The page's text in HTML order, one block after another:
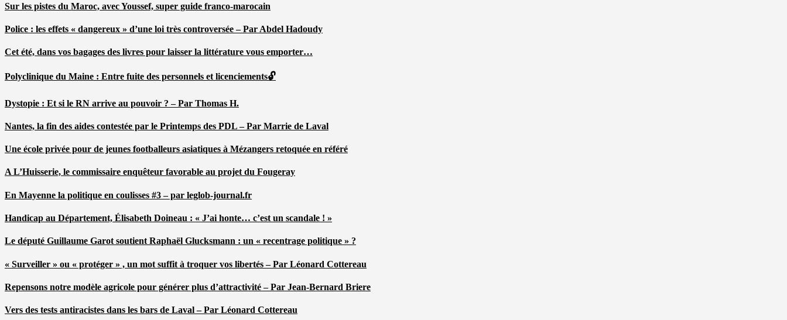
Sur les pistes du Maroc, avec Youssef, super guide franco-marocain
Police : les effets « dangereux » d’une loi très controversée – Par Abdel Hadoudy
Cet été, dans vos bagages des livres pour laisser la littérature vous emporter…
Polyclinique du Maine : Entre fuite des personnels et licenciements🔓
Dystopie : Et si le RN arrive au pouvoir ? – Par Thomas H.
Nantes, la fin des aides contestée par le Printemps des PDL – Par Marrie de Laval
Une école privée pour de jeunes footballeurs asiatiques à Mézangers retoquée en référé
A L’Huisserie, le commissaire enquêteur favorable au projet du Fougeray
En Mayenne la politique en coulisses #3 – par leglob-journal.fr
Handicap au Département, Élisabeth Doineau : « J’ai honte… c’est un scandale ! »
Le député Guillaume Garot soutient Raphaël Glucksmann : un « recentrage politique » ?
« Surveiller » ou « protéger » , un mot suffit à troquer vos libertés – Par Léonard Cottereau
Repensons notre modèle agricole pour générer plus d’attractivité – Par Jean-Bernard Briere
Vers des tests antiracistes dans les bars de Laval – Par Léonard Cottereau